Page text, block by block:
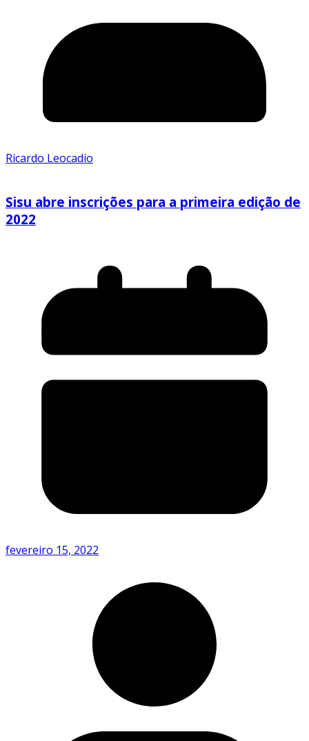
Ricardo Leocadio
Sisu abre inscrições para a primeira edição de
2022
fevereiro 15, 2022